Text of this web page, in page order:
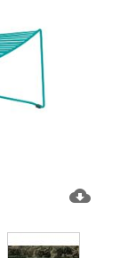
cloud_download